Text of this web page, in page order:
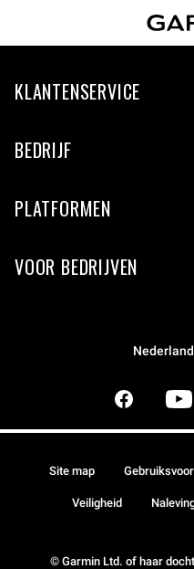
KLANTENSERVICE
BEDRIJF
PLATFORMEN
VOOR BEDRIJVEN
© Garmin Ltd. of haar
Site map
Veiligheid